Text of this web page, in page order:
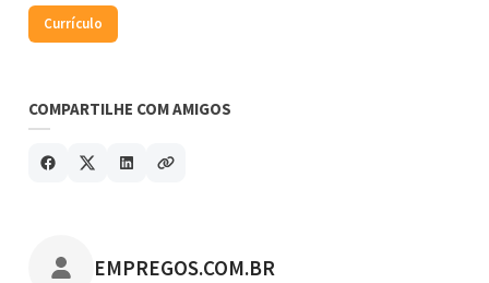
Currículo
COMPARTILHE COM AMIGOS
POSTADO POR
EMPREGOS.COM.BR